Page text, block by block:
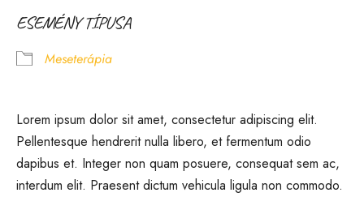
ESEMÉNY TÍPUSA
Meseterápia
Lorem ipsum dolor sit amet, consectetur adipiscing elit.
Pellentesque hendrerit nulla libero, et fermentum odio
dapibus et. Integer non quam posuere, consequat sem ac,
interdum elit. Praesent dictum vehicula ligula non commodo.